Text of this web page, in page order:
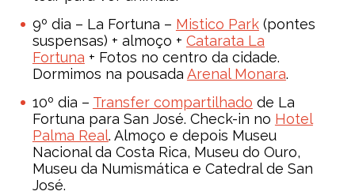
9º dia – La Fortuna – Mistico Park(pontes
suspensas) + almoço + Catarata La
Fortuna + Fotos no centro da cidade.
Dormimos na pousada Arenal Monara.
10º dia – Transfer compartilhado de La
Fortuna para San José. Check-in no Hotel
Palma Real. Almoço e depois Museu
Nacional da Costa Rica, Museu do Ouro,
Museu da Numismática e Catedral de San
José.